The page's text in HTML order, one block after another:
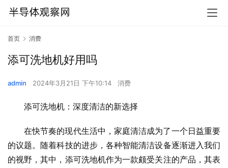
首页 消费
添可洗地机好用吗
admin 2024年3月21日 下午10:14 消费
添可洗地机：深度清洁的新选择
在快节奏的现代生活中，家庭清洁成为了一个日益重要
的议题。随着科技的进步，各种智能清洁设备逐渐进入我们
的视野，其中，添可洗地机作为一款颇受关注的产品，其表